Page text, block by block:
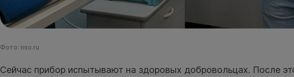
Фото: nso.ru
Сейчас прибор испытывают на здоровых добровольцах. После